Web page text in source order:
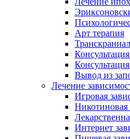
Арт терапия
Вывод из
Лечение
Игровая
Никотиновая
Интернет